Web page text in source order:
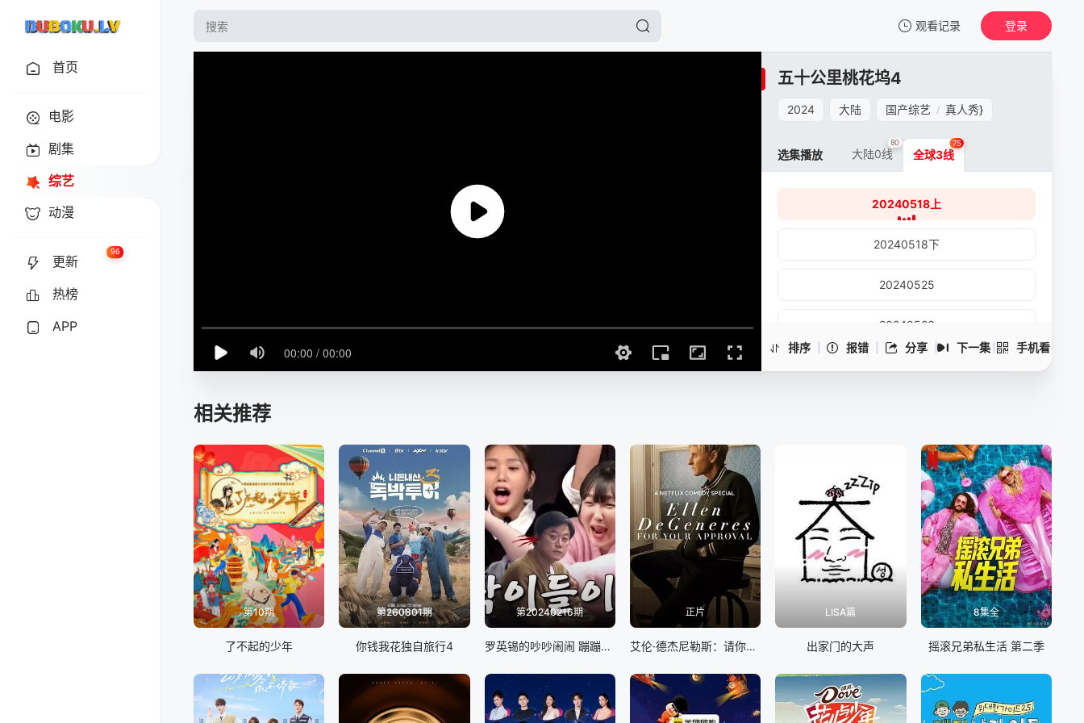
观看记录
我的观影记录
登录
首页
电影
剧集
综艺
动漫
更新
96
热榜
APP
五十公里桃花坞4
2024 大陆 国产综艺 / 真人秀}
排序 报错 分享 下一集 手机看
五十公里桃花坞4 -20240518上
选集播放 大陆0线
80
全球3线
75
20240518上
20240518下
20240525
20240526
20240529上
20240529下
20240530
20240601
20240602
20240603
20240604
相关推荐
第10期
了不起的少年
第260801期
你钱我花独自旅行4
第20240216期
罗英锡的吵吵闹闹 蹦蹦地球游戏厅篇
正片
艾伦·德杰尼勒斯：请你许可
LISA篇
出家门的大声
8集全
摇滚兄弟私生活 第二季